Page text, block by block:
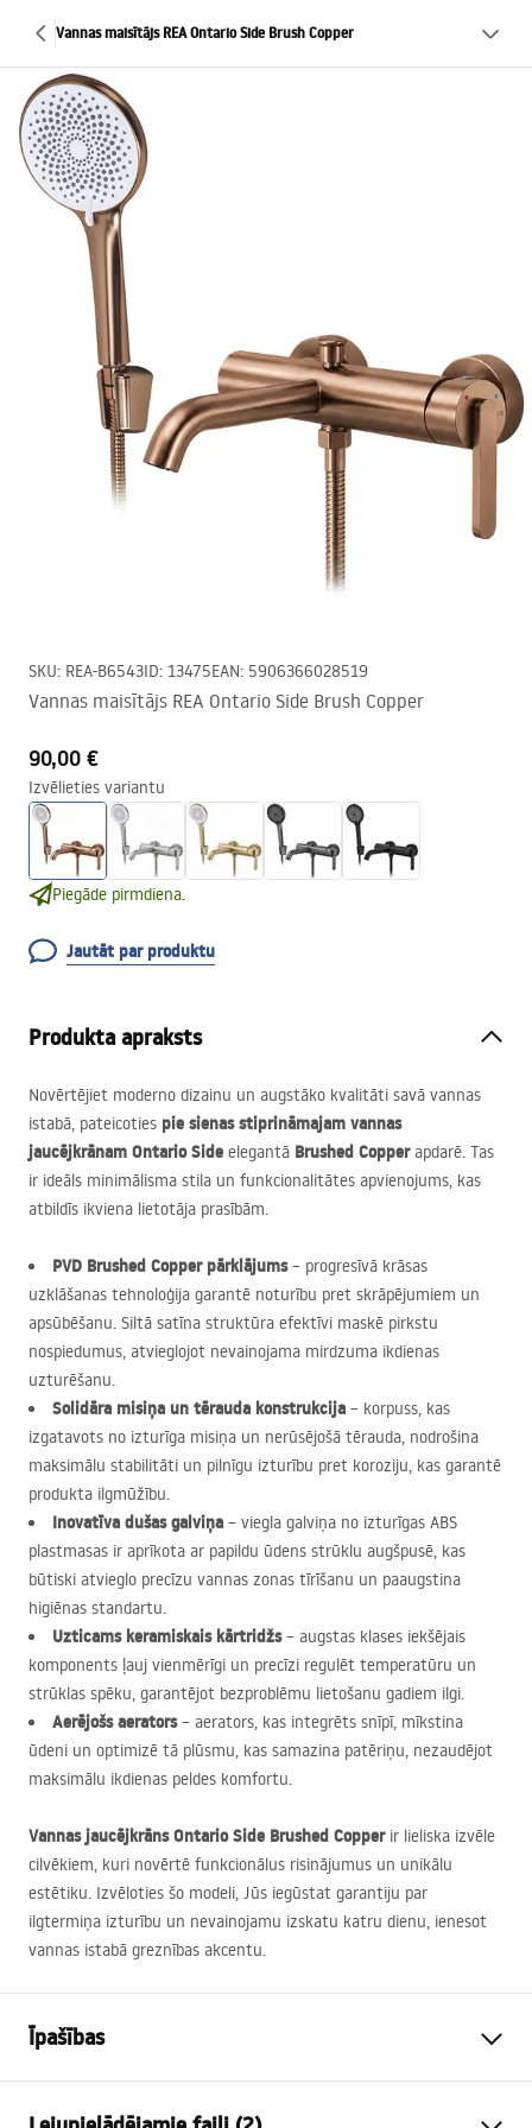
Vannas maisītājs REA Ontario Side Brush Copper
SKU: REA-B6543ID: 13475EAN: 5906366028519
Vannas maisītājs REA Ontario Side Brush Copper
90,00 €
Izvēlieties variantu
Piegāde pirmdiena.
Jautāt par produktu
Produkta apraksts
Novērtējiet moderno dizainu un augstāko kvalitāti savā vannas
istabā, pateicoties pie sienas stiprināmajam vannas
jaucējkrānam Ontario Side elegantā Brushed Copperapdarē. Tas
ir ideāls minimālisma stila un funkcionalitātes apvienojums, kas
atbildīs ikviena lietotāja prasībām.
PVD Brushed Copper pārklājums– progresīvā krāsas
uzklāšanas tehnoloģija garantē noturību pret skrāpējumiem un
apsūbēšanu. Siltā satīna struktūra efektīvi maskē pirkstu
nospiedumus, atvieglojot nevainojama mirdzuma ikdienas
uzturēšanu.
Solidāra misiņa un tērauda konstrukcija – korpuss, kas
izgatavots no izturīga misiņa un nerūsējošā tērauda, nodrošina
maksimālu stabilitāti un pilnīgu izturību pret koroziju, kas garantē
produkta ilgmūžību.
Inovatīva dušas galviņa – viegla galviņa no izturīgas ABS
plastmasas ir aprīkota ar papildu ūdens strūklu augšpusē, kas
būtiski atvieglo precīzu vannas zonas tīrīšanu un paaugstina
higiēnas standartu.
Uzticams keramiskais kārtridžs– augstas klases iekšējais
komponents ļauj vienmērīgi un precīzi regulēt temperatūru un
strūklas spēku, garantējot bezproblēmu lietošanu gadiem ilgi.
Aerējošs aerators– aerators, kas integrēts snīpī, mīkstina
ūdeni un optimizē tā plūsmu, kas samazina patēriņu, nezaudējot
maksimālu ikdienas peldes komfortu.
Vannas jaucējkrāns Ontario Side Brushed Copperir lieliska izvēle
cilvēkiem, kuri novērtē funkcionālus risinājumus un unikālu
estētiku. Izvēloties šo modeli, Jūs iegūstat garantiju par
ilgtermiņa izturību un nevainojamu izskatu katru dienu, ienesot
vannas istabā greznības akcentu.
Īpašības